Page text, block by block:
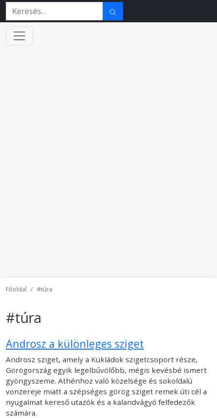
Főoldal #túra
#túra
Androsz a különleges sziget
Androsz sziget, amely a Kükládok szigetcsoport része,
Görögország egyik legelbűvölőbb, mégis kevésbé ismert
gyöngyszeme. Athénhoz való közelsége és sokoldalú
vonzereje miatt a szépséges görög sziget remek úti cél a
nyugalmat kereső utazók és a kalandvágyó felfedezők
számára.